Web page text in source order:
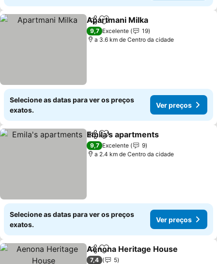
PartilharAdicionar aos favoritos
Apartmani Milka
9,7 Excelente
19
a 3.6 km de Centro da cidade
Selecione as datas para ver os preços
exatos.
Ver preços
PartilharAdicionar aos favoritos
Emila's apartments
9,7 Excelente
9
a 2.4 km de Centro da cidade
Selecione as datas para ver os preços
exatos.
Ver preços
PartilharAdicionar aos favoritos
Aenona Heritage House
7,4
5